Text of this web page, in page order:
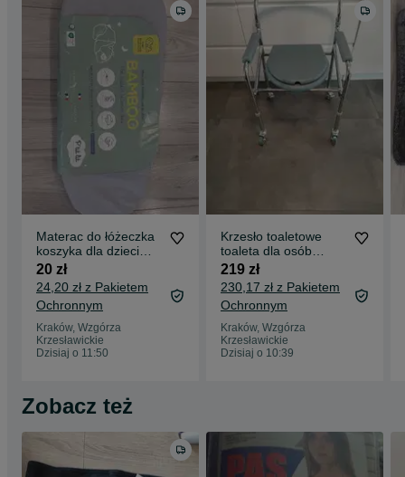
Materac do łóżeczka
koszyka dla dzieci
Bamboo
20 zł
24,20 zł z Pakietem
Ochronnym
Kraków, Wzgórza
Krzesławickie
Dzisiaj o 11:50
Krzesło toaletowe
toaleta dla osób
starszych
219 zł
230,17 zł z Pakietem
Ochronnym
Kraków, Wzgórza
Krzesławickie
Dzisiaj o 10:39
Zobacz też